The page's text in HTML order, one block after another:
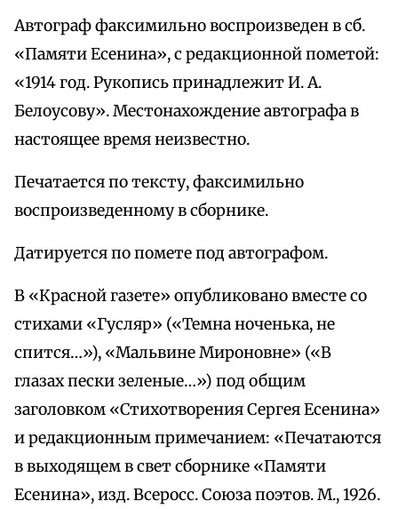
Автограф факсимильно воспроизведен в сб.
«Памяти Есенина», с редакционной пометой:
«1914 год. Рукопись принадлежит И. А.
Белоусову». Местонахождение автографа в
настоящее время неизвестно.
Печатается по тексту, факсимильно
воспроизведенному в сборнике.
Датируется по помете под автографом.
В «Красной газете» опубликовано вместе со
стихами «Гусляр» («Темна ноченька, не
спится…»), «Мальвине Мироновне» («В
глазах пески зеленые…») под общим
заголовком «Стихотворения Сергея Есенина»
и редакционным примечанием: «Печатаются
в выходящем в свет сборнике «Памяти
Есенина», изд. Всеросс. Союза поэтов. М., 1926.